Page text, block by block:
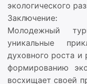
экологического
Заключение:
Молодежный
уникальные
духовного роста и
формированию
восхищает своей